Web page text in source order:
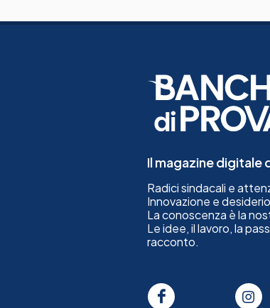
Il magazine digitale
Radici sindacali e
Innovazione e
La conoscenza è la
Le idee, il lavoro, la
racconto.